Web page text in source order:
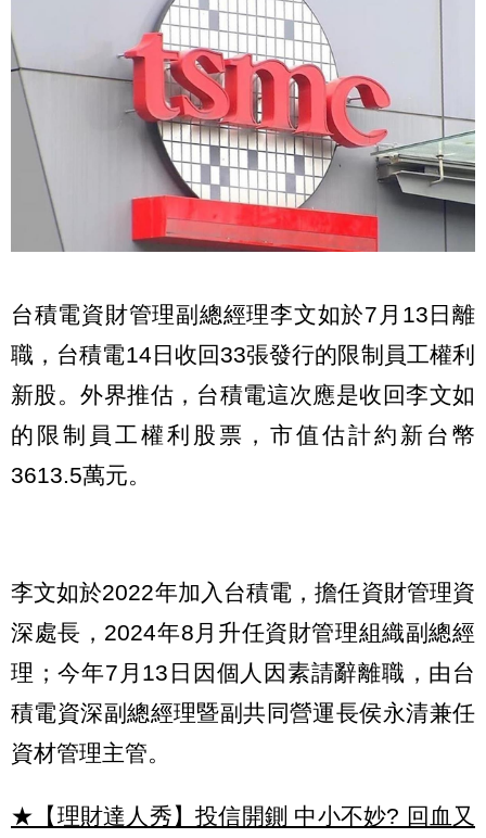
台積電資財管理副總經理李文如於7月13日離
職，台積電14日收回33張發行的限制員工權利
新股。外界推估，台積電這次應是收回李文如
的限制員工權利股票，市值估計約新台幣
3613.5萬元。
李文如於2022年加入台積電，擔任資財管理資
深處長，2024年8月升任資財管理組織副總經
理；今年7月13日因個人因素請辭離職，由台
積電資深副總經理暨副共同營運長侯永清兼任
資材管理主管。
★【理財達人秀】投信開鍘 中小不妙? 回血又